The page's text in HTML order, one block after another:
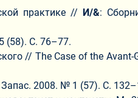
практике // И/&:
(58). С. 76–77.
// The Case of the
2008. № 1 (57). С.